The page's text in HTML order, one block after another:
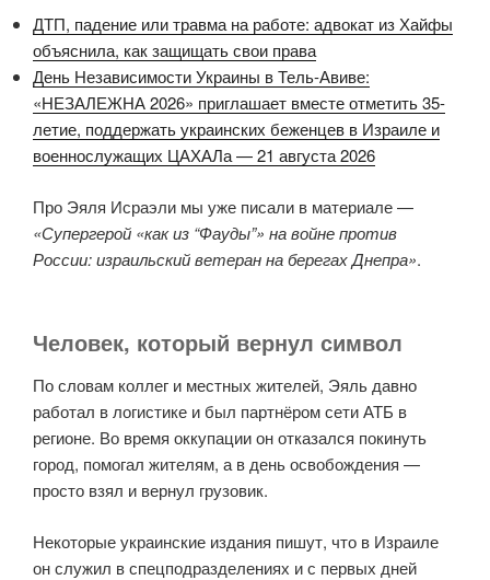
ДТП, падение или травма на работе: адвокат из Хайфы
объяснила, как защищать свои права
День Независимости Украины в Тель-Авиве:
«НЕЗАЛЕЖНА 2026» приглашает вместе отметить 35-
летие, поддержать украинских беженцев в Израиле и
военнослужащих ЦАХАЛа — 21 августа 2026
Про Эяля Исраэли мы уже писали в материале —
«Супергерой «как из “Фауды”» на войне против
России: израильский ветеран на берегах Днепра».
Человек, который вернул символ
По словам коллег и местных жителей, Эяль давно
работал в логистике и был партнёром сети АТБ в
регионе. Во время оккупации он отказался покинуть
город, помогал жителям, а в день освобождения —
просто взял и вернул грузовик.
Некоторые украинские издания пишут, что в Израиле
он служил в спецподразделениях и с первых дней